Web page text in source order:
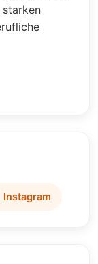
starken
Instagram